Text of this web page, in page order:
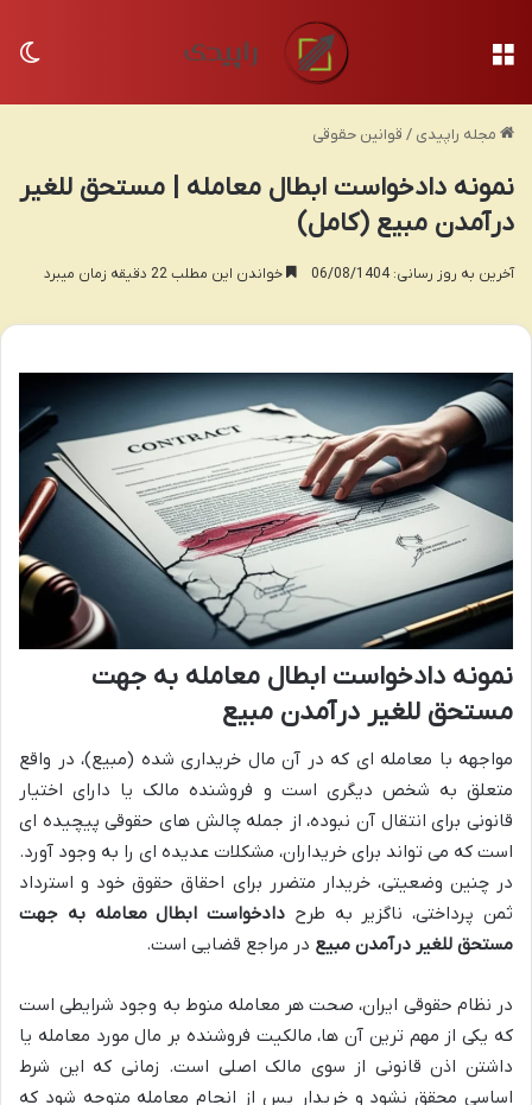
مجله راپیدی / قوانین حقوقی
نمونه دادخواست ابطال معامله | مستحق للغیر
درآمدن مبیع (کامل)
آخرین به روز رسانی: 06/08/1404 خواندن این مطلب 22 دقیقه زمان میبرد
نمونه دادخواست ابطال معامله به جهت
مستحق للغیر درآمدن مبیع
مواجهه با معامله ای که در آن مال خریداری شده (مبیع)، در واقع
متعلق به شخص دیگری است و فروشنده مالک یا دارای اختیار
قانونی برای انتقال آن نبوده، از جمله چالش های حقوقی پیچیده ای
است که می تواند برای خریداران، مشکلات عدیده ای را به وجود آورد.
در چنین وضعیتی، خریدار متضرر برای احقاق حقوق خود و استرداد
ثمن پرداختی، ناگزیر به طرح دادخواست ابطال معامله به جهت
مستحق للغیر درآمدن مبیع در مراجع قضایی است.
در نظام حقوقی ایران، صحت هر معامله منوط به وجود شرایطی است
که یکی از مهم ترین آن ها، مالکیت فروشنده بر مال مورد معامله یا
داشتن اذن قانونی از سوی مالک اصلی است. زمانی که این شرط
اساسی محقق نشود و خریدار پس از انجام معامله متوجه شود که